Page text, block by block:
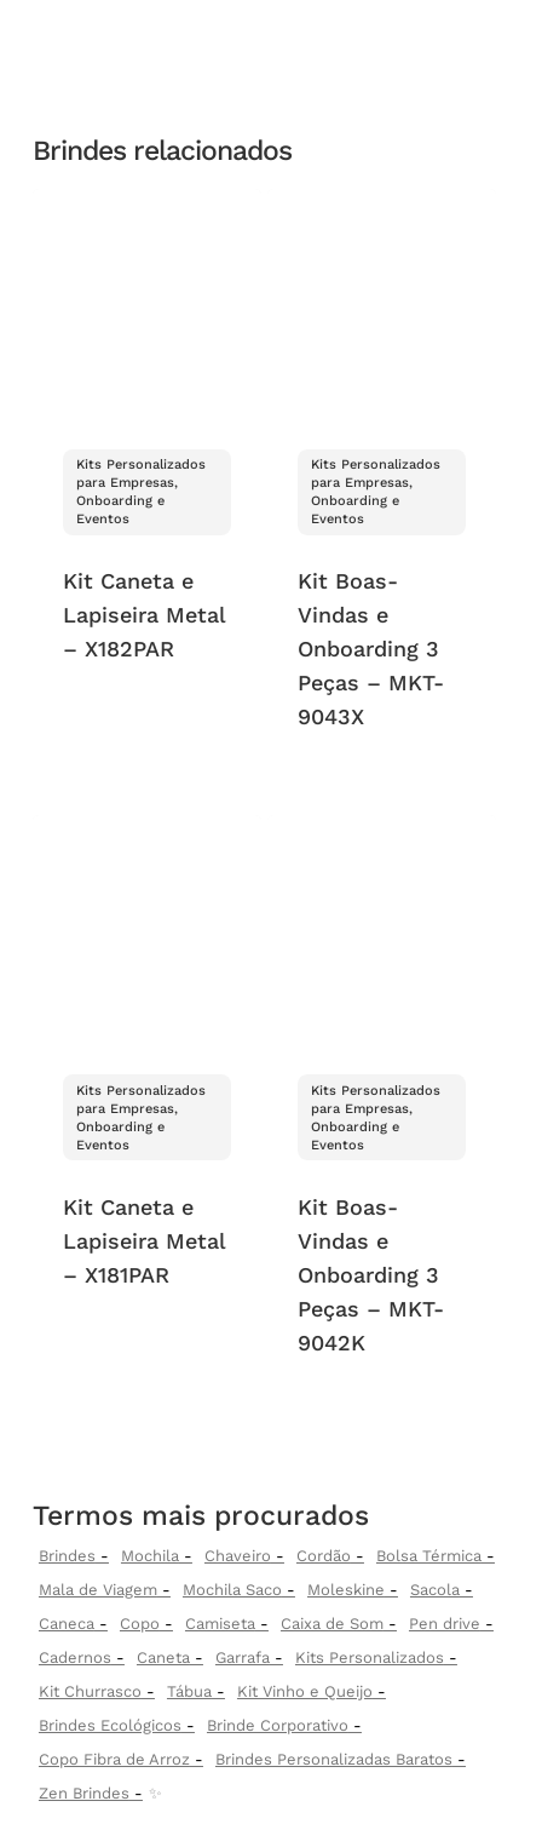
Brindes relacionados
Kits Personalizados
para Empresas,
Onboarding e
Eventos
Kit Caneta e
Lapiseira Metal
– X182PAR
Kits Personalizados
para Empresas,
Onboarding e
Eventos
Kit Boas-
Vindas e
Onboarding 3
Peças – MKT-
9043X
Kits Personalizados
para Empresas,
Onboarding e
Eventos
Kit Caneta e
Lapiseira Metal
– X181PAR
Kits Personalizados
para Empresas,
Onboarding e
Eventos
Kit Boas-
Vindas e
Onboarding 3
Peças – MKT-
9042K
Termos mais procurados
Brindes Mochila Chaveiro Cordão
Bolsa Térmica
Mala de Viagem
Mochila Saco Moleskine
Sacola
Caneca
Copo Camiseta Caixa de Som
Pen drive
Cadernos
Caneta Garrafa
Kits Personalizados
Kit Churrasco
Tábua
Kit Vinho e Queijo
Brindes Ecológicos
Brinde Corporativo
Copo Fibra de Arroz
Brindes Personalizadas Baratos
Zen Brindes
✨